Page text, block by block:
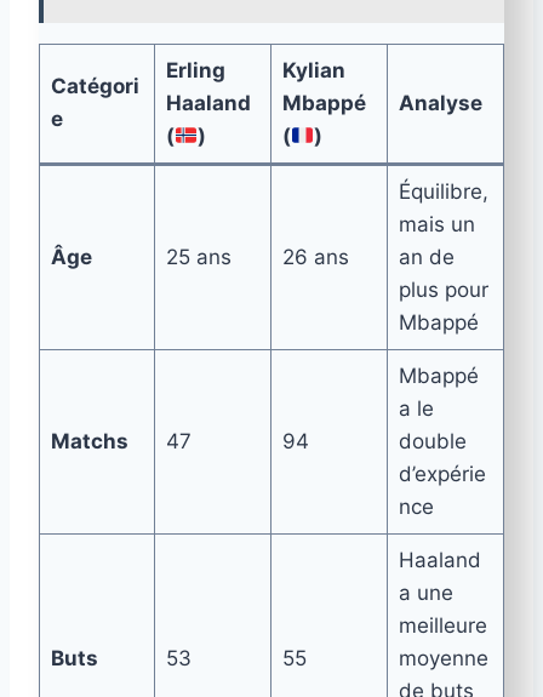
Catégori
e
Erling
Haaland
(
)
Kylian
Mbappé
(
)
Analyse
Âge 25 ans 26 ans
Équilibre,
mais un
an de
plus pour
Mbappé
Matchs 47 94
Mbappé
a le
double
d’expérie
nce
Buts 53 55
Haaland
a une
meilleure
moyenne
de buts